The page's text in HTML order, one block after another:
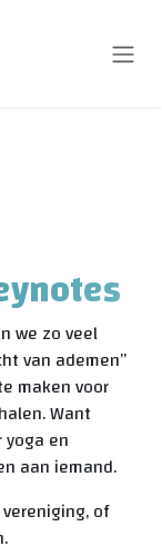
we zo veel
van ademen”
maken voor
. Want
en
aan iemand.
of